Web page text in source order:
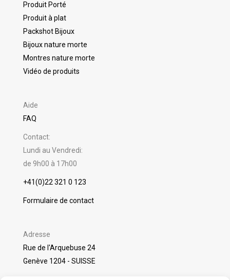
Produit Porté
Produit à plat
Packshot Bijoux
Bijoux nature morte
Montres nature morte
Vidéo de produits
Aide
FAQ
Contact:
Lundi au Vendredi:
de 9h00 à 17h00
+41(0)22 321 0 123
Formulaire de contact
Adresse
Rue de l'Arquebuse 24
Genève 1204 - SUISSE